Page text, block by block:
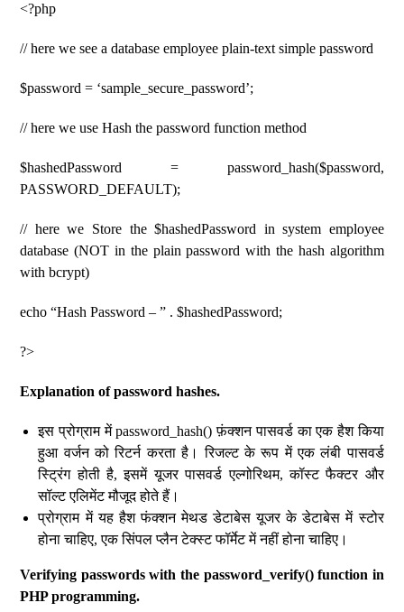
<?php
// here we see a database employee plain-text simple password
$password = ‘sample_secure_password’;
// here we use Hash the password function method
$hashedPassword = password_hash($password,
PASSWORD_DEFAULT);
// here we Store the $hashedPassword in system employee
database (NOT in the plain password with the hash algorithm
with bcrypt)
echo “Hash Password – ” . $hashedPassword;
?>
Explanation of password hashes.
इस प्रोग्राम में password_hash() फ़ंक्शन पासवर्ड का एक हैश किया
हुआ वर्जन को रिटर्न करता है। रिजल्ट के रूप में एक लंबी पासवर्ड
स्ट्रिंग होती है, इसमें यूजर पासवर्ड एल्गोरिथम, कॉस्ट फैक्टर और
सॉल्ट एलिमेंट मौजूद होते हैं।
प्रोग्राम में यह हैश फंक्शन मेथड डेटाबेस यूजर के डेटाबेस में स्टोर
होना चाहिए, एक सिंपल प्लैन टेक्स्ट फॉर्मेट में नहीं होना चाहिए।
Verifying passwords with the password_verify() function in
PHP programming.